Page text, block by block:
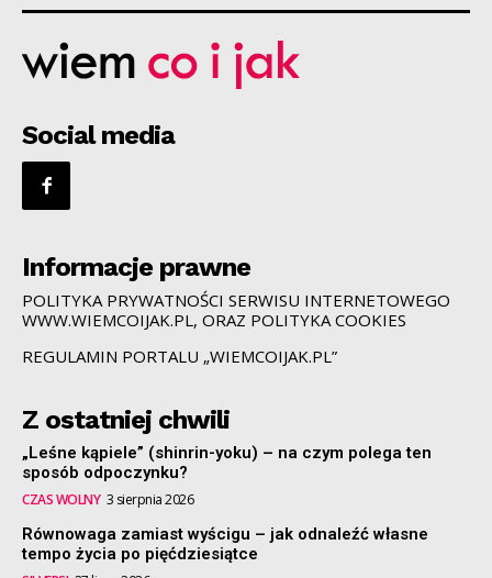
Social media
Informacje prawne
POLITYKA PRYWATNOŚCI SERWISU INTERNETOWEGO
WWW.WIEMCOIJAK.PL, ORAZ POLITYKA COOKIES
REGULAMIN PORTALU „WIEMCOIJAK.PL”
Z ostatniej chwili
„Leśne kąpiele” (shinrin-yoku) – na czym polega ten
sposób odpoczynku?
CZAS WOLNY 3 sierpnia 2026
Równowaga zamiast wyścigu – jak odnaleźć własne
tempo życia po pięćdziesiątce